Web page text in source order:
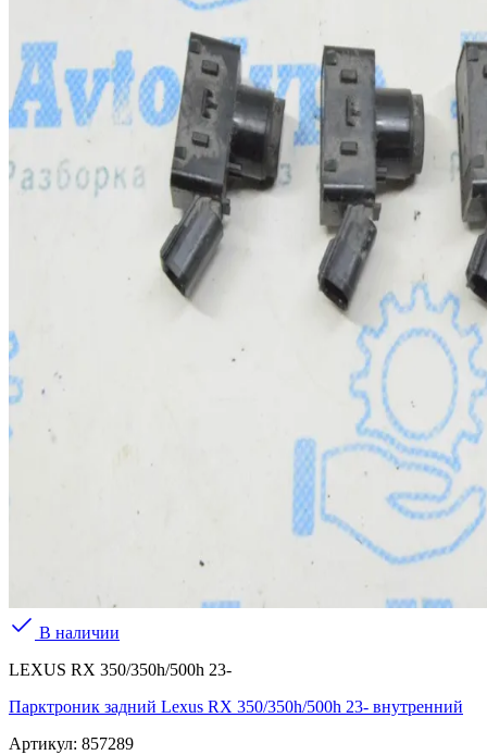
В наличии
LEXUS RX 350/350h/500h 23-
Парктроник задний Lexus RX 350/350h/500h 23- внутренний
Артикул: 857289